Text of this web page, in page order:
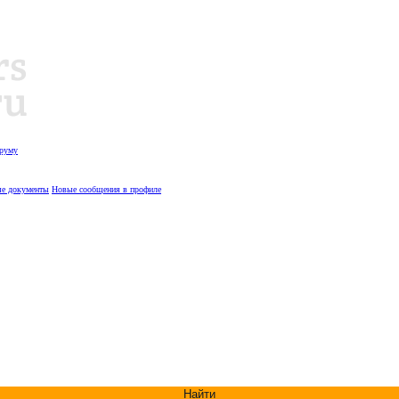
документы Новые сообщения в профиле
Найти